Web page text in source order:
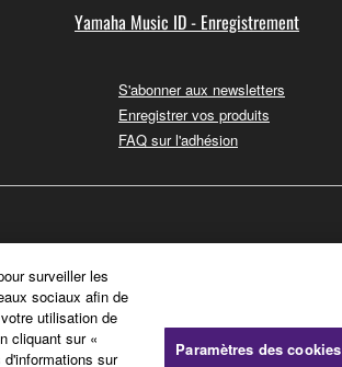
Yamaha Music ID - Enregistrement
S'abonner aux newsletters
Enregistrer vos produits
FAQ sur l'adhésion
surveiller les
sociaux afin de
utilisation de
cliquant sur «
sur
Paramètres des cookies